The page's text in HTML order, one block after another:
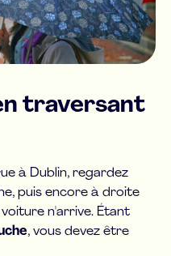
traversant
à Dublin, regardez
puis encore à droite
n'arrive. Étant
, vous devez être